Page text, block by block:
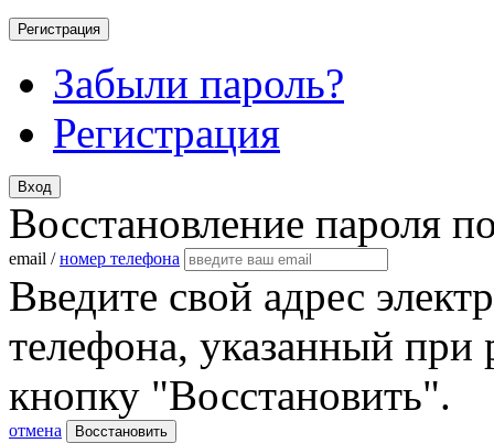
Регистрация
Забыли пароль?
Регистрация
Вход
Восстановление пароля
email /номер телефона
Введите свой адрес
телефона, указанный при
кнопку "Восстановить".
отмена Восстановить